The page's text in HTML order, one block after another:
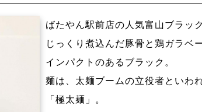
ばたやん駅前店の人気富山ブラック
じっくり煮込んだ豚骨と鶏ガラベ
インパクトのあるブラック。
麺は、太麺ブームの立役者といわ
「極太麺」。